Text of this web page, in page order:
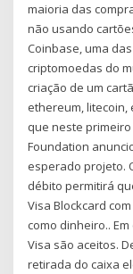
maioria das
não usando
Coinbase, uma
criptomoedas do
criação de um
ethereum,
que neste
Foundation
esperado projeto.
débito permitirá
Visa Blockcard
como dinheiro..
Visa são aceitos.
retirada do caixa